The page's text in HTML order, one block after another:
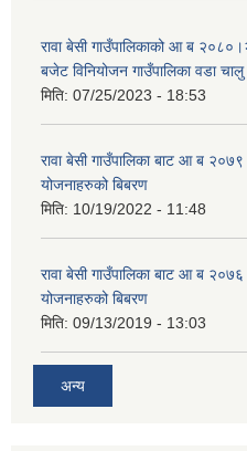
रावा बेसी गाउँपालिकाको आ ब
बजेट विनियोजन गाउँपालिका वडा
मिति: 07/25/2023 - 18:53
रावा बेसी गाउँपालिका बाट आ ब
योजनाहरुको बिबरण
मिति: 10/19/2022 - 11:48
रावा बेसी गाउँपालिका बाट आ ब
योजनाहरुको बिबरण
मिति: 09/13/2019 - 13:03
अन्य